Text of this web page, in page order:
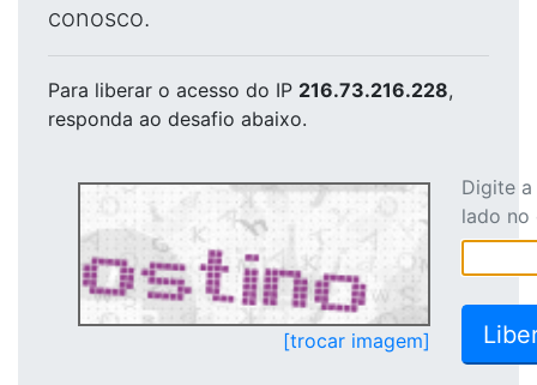
conosco.
Para liberar o acesso do IP 216.73.216.228,
responda ao desafio abaixo.
[trocar imagem]
Digite
lado no